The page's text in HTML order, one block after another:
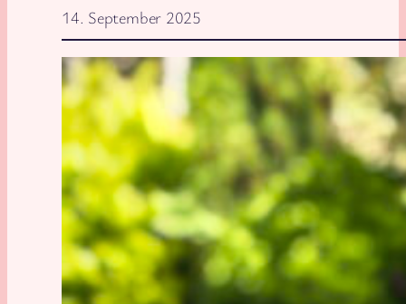
14. September 2025